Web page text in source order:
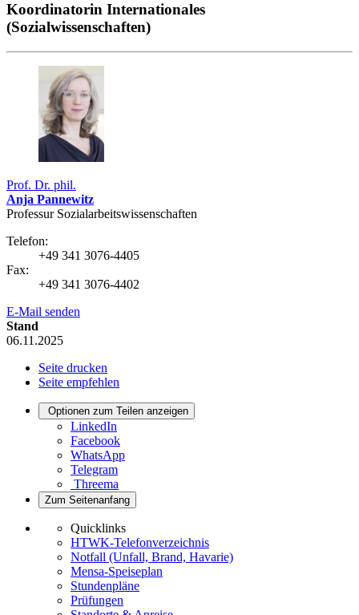
Koordinatorin Internationales
(Sozialwissenschaften)
Prof. Dr. phil.
Anja Pannewitz
Professur Sozial­arbeits­wissen­schaften
Telefon:
+49 341 3076-4405
Fax:
+49 341 3076-4402
E-Mail senden
Stand
06.11.2025
Seite drucken
Seite empfehlen
Optionen zum Teilen anzeigen
LinkedIn
Facebook
WhatsApp
Telegram
Threema
Zum Seitenanfang
Quicklinks
HTWK-Telefonverzeichnis
Notfall (Unfall, Brand, Havarie)
Mensa-Speiseplan
Stundenpläne
Prüfungen